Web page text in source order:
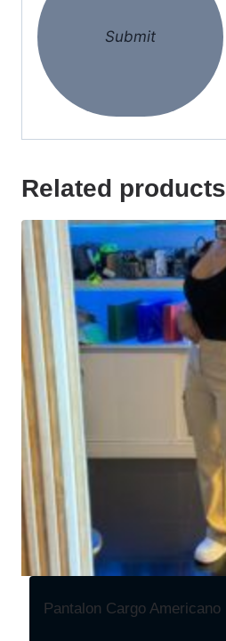
Related products
Pantalon Cargo Americano